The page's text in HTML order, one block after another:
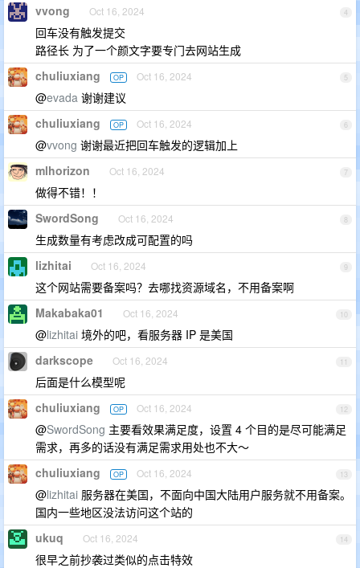
4
vvong Oct 16, 2024
回车没有触发提交
路径长 为了一个颜文字要专门去网站生成
5
chuliuxiang OP Oct 16, 2024
@evada 谢谢建议
6
chuliuxiang OP Oct 16, 2024
@vvong 谢谢最近把回车触发的逻辑加上
7
mlhorizon Oct 16, 2024
做得不错！！
8
SwordSong Oct 16, 2024
生成数量有考虑改成可配置的吗
9
lizhitai Oct 16, 2024
这个网站需要备案吗？去哪找资源域名，不用备案啊
10
Makabaka01 Oct 16, 2024
@lizhitai 境外的吧，看服务器 IP 是美国
11
darkscope Oct 16, 2024
后面是什么模型呢
12
chuliuxiang OP Oct 16, 2024
@SwordSong 主要看效果满足度，设置 4 个目的是尽可能满足
需求，再多的话没有满足需求用处也不大～
13
chuliuxiang OP Oct 16, 2024
@lizhitai 服务器在美国，不面向中国大陆用户服务就不用备案。
国内一些地区没法访问这个站的
14
ukuq Oct 16, 2024
很早之前抄袭过类似的点击特效